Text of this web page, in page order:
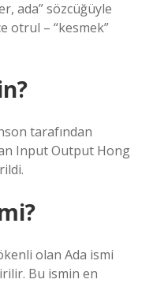
ada” sözcüğüyle
otrul – “kesmek”
tarafından
Input Output Hong
olan Ada ismi
Bu ismin en